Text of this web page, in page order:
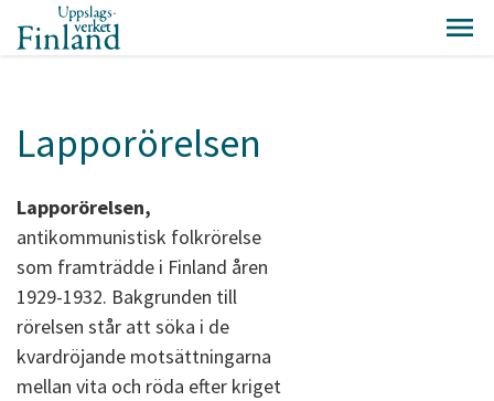
Lapporörelsen
Lapporörelsen,
antikommunistisk folkrörelse
som framträdde i Finland åren
1929-1932. Bakgrunden till
rörelsen står att söka i de
kvardröjande motsättningarna
mellan vita och röda efter kriget